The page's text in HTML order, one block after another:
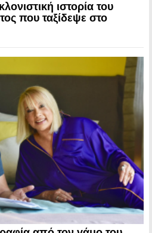
ιστορία του
που ταξίδεψε στο